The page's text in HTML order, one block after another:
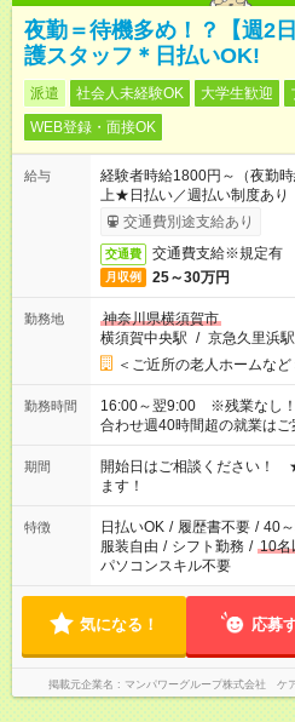
夜勤＝待機多め！？【週2
護スタッフ＊日払いOK!
派遣 社会人未経験OK 大学生歓迎
WEB登録・面接OK
給与
経験者時給1800円～（夜勤
上★日払い／週払い制度あり
は手続き完了次第のお支払い
交通費別途支給あり
交通費 交通費支給※規定有
月収例 25～30万円
勤務地
神奈川県横須賀市
横須賀中央駅 / 京急久里浜駅
＜ご近所の老人ホームなど
勤務時間
16:00～翌9:00 ※残業なし！ ※Wワークの場合、他のお仕事と
合わせ週40時間超の就業は
週20時間以上勤務は社会保
派遣法（日雇い派遣の原則
業はご案内が難しい場合があ
期間
開始日はご相談ください！
ます！
特徴 日払いOK / 履歴書不要 / 40
服装自由 / シフト勤務 / 10名
パソコンスキル不要
気になる！ 応募
掲載元企業名 マンパワーグループ株式会社 ケ